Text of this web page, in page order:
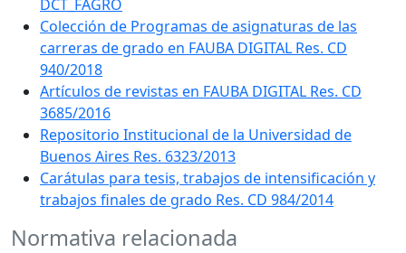
DCT_FAGRO
Colección de Programas de asignaturas de las
carreras de grado en FAUBA DIGITAL Res. CD
940/2018
Artículos de revistas en FAUBA DIGITAL Res. CD
3685/2016
Repositorio Institucional de la Universidad de
Buenos Aires Res. 6323/2013
Carátulas para tesis, trabajos de intensificación y
trabajos finales de grado Res. CD 984/2014
Normativa relacionada